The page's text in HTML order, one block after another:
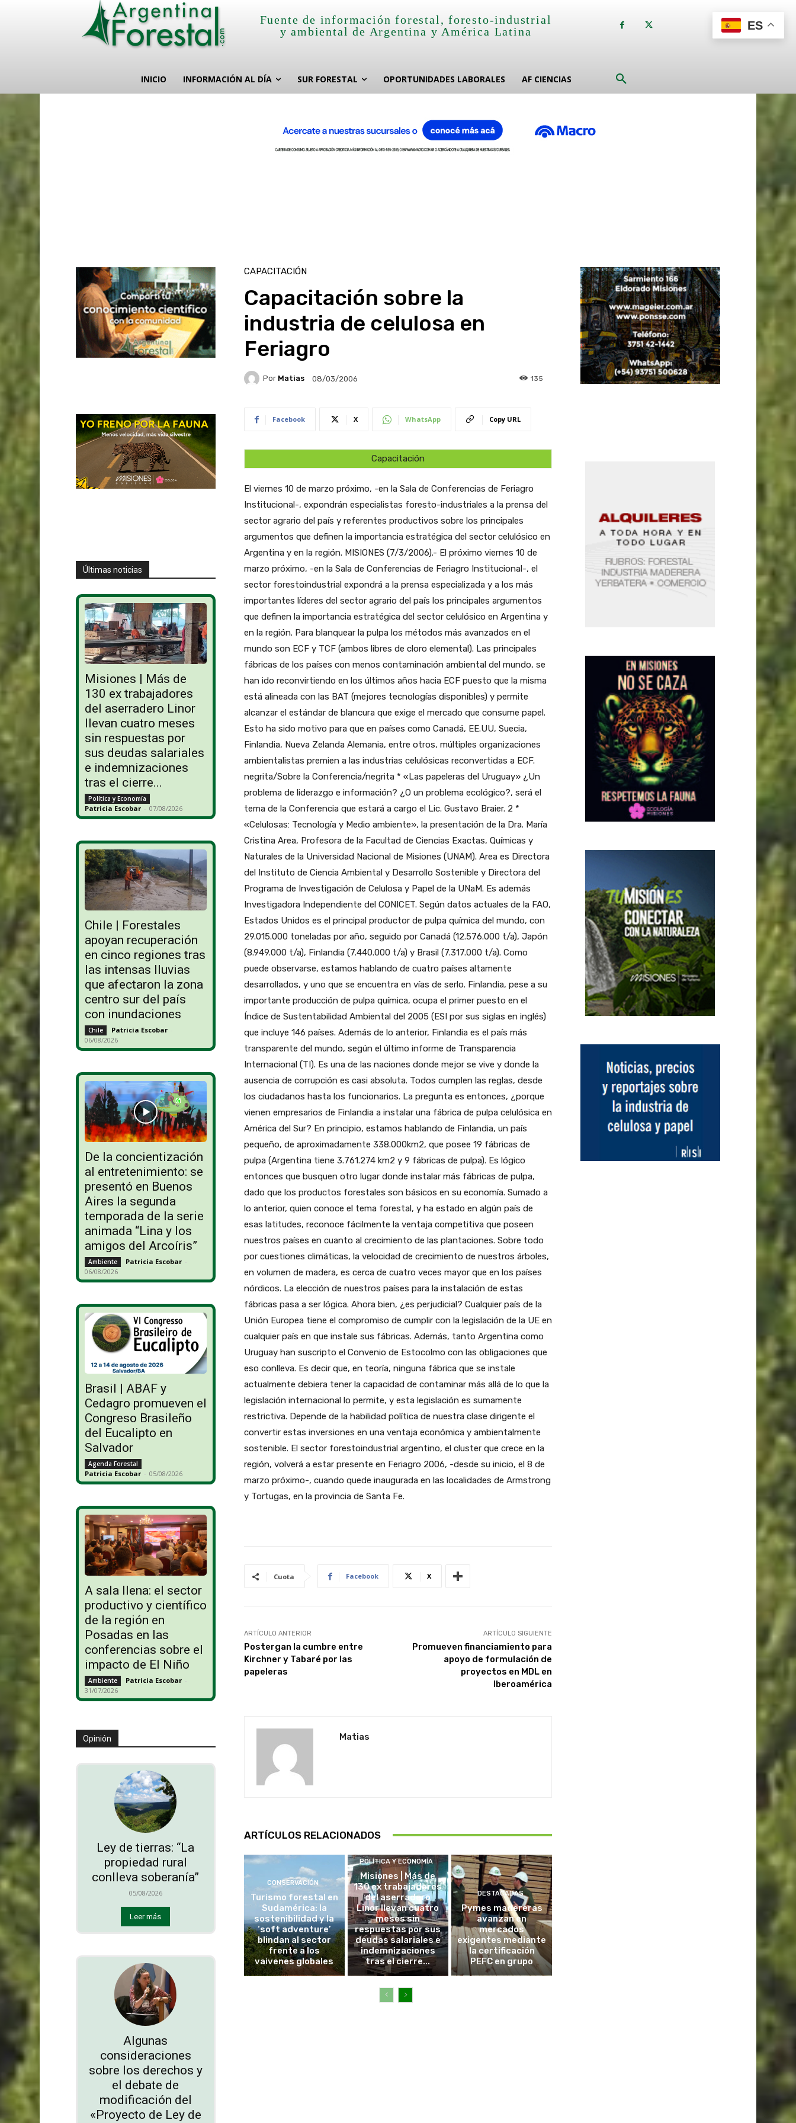
Fuente de información forestal, foresto-industrial
y ambiental de Argentina y América Latina
INICIO INFORMACIÓN AL DÍA SUR FORESTAL OPORTUNIDADES LABORALES AF CIENCIAS
Últimas noticias
Misiones | Más de
130 ex trabajadores
del aserradero Linor
llevan cuatro meses
sin respuestas por
sus deudas salariales
e indemnizaciones
tras el cierre...
Política y Economía
Patricia Escobar - 07/08/2026
Chile | Forestales
apoyan recuperación
en cinco regiones tras
las intensas lluvias
que afectaron la zona
centro sur del país
con inundaciones
Chile Patricia Escobar -
06/08/2026
De la concientización
al entretenimiento: se
presentó en Buenos
Aires la segunda
temporada de la serie
animada “Lina y los
amigos del Arcoíris”
Ambiente Patricia Escobar -
06/08/2026
Brasil | ABAF y
Cedagro promueven el
Congreso Brasileño
del Eucalipto en
Salvador
Agenda Forestal
Patricia Escobar - 05/08/2026
A sala llena: el sector
productivo y científico
de la región en
Posadas en las
conferencias sobre el
impacto de El Niño
Ambiente Patricia Escobar -
31/07/2026
Opinión
Ley de tierras: “La
propiedad rural
conlleva soberanía”
05/08/2026
Leer más
Algunas
consideraciones
sobre los derechos y
el debate de
modificación del
«Proyecto de Ley de
CAPACITACIÓN
Capacitación sobre la
industria de celulosa en
Feriagro
Por Matias 08/03/2006 135
Facebook X WhatsApp Copy URL
Capacitación
El viernes 10 de marzo próximo, -en la Sala de Conferencias de Feriagro
Institucional-, expondrán especialistas foresto-industriales a la prensa del
sector agrario del país y referentes productivos sobre los principales
argumentos que definen la importancia estratégica del sector celulósico en
Argentina y en la región. MISIONES (7/3/2006).- El próximo viernes 10 de
marzo próximo, -en la Sala de Conferencias de Feriagro Institucional-, el
sector forestoindustrial expondrá a la prensa especializada y a los más
importantes líderes del sector agrario del país los principales argumentos
que definen la importancia estratégica del sector celulósico en Argentina y
en la región. Para blanquear la pulpa los métodos más avanzados en el
mundo son ECF y TCF (ambos libres de cloro elemental). Las principales
fábricas de los países con menos contaminación ambiental del mundo, se
han ido reconvirtiendo en los últimos años hacia ECF puesto que la misma
está alineada con las BAT (mejores tecnologías disponibles) y permite
alcanzar el estándar de blancura que exige el mercado que consume papel.
Esto ha sido motivo para que en países como Canadá, EE.UU, Suecia,
Finlandia, Nueva Zelanda Alemania, entre otros, múltiples organizaciones
ambientalistas premien a las industrias celulósicas reconvertidas a ECF.
negrita/Sobre la Conferencia/negrita * «Las papeleras del Uruguay» ¿Un
problema de liderazgo e información? ¿O un problema ecológico?, será el
tema de la Conferencia que estará a cargo el Lic. Gustavo Braier. 2 *
«Celulosas: Tecnología y Medio ambiente», la presentación de la Dra. María
Cristina Area, Profesora de la Facultad de Ciencias Exactas, Químicas y
Naturales de la Universidad Nacional de Misiones (UNAM). Area es Directora
del Instituto de Ciencia Ambiental y Desarrollo Sostenible y Directora del
Programa de Investigación de Celulosa y Papel de la UNaM. Es además
Investigadora Independiente del CONICET. Según datos actuales de la FAO,
Estados Unidos es el principal productor de pulpa química del mundo, con
29.015.000 toneladas por año, seguido por Canadá (12.576.000 t/a), Japón
(8.949.000 t/a), Finlandia (7.440.000 t/a) y Brasil (7.317.000 t/a). Como
puede observarse, estamos hablando de cuatro países altamente
desarrollados, y uno que se encuentra en vías de serlo. Finlandia, pese a su
importante producción de pulpa química, ocupa el primer puesto en el
Índice de Sustentabilidad Ambiental del 2005 (ESI por sus siglas en inglés)
que incluye 146 países. Además de lo anterior, Finlandia es el país más
transparente del mundo, según el último informe de Transparencia
Internacional (TI). Es una de las naciones donde mejor se vive y donde la
ausencia de corrupción es casi absoluta. Todos cumplen las reglas, desde
los ciudadanos hasta los funcionarios. La pregunta es entonces, ¿porque
vienen empresarios de Finlandia a instalar una fábrica de pulpa celulósica en
América del Sur? En principio, estamos hablando de Finlandia, un país
pequeño, de aproximadamente 338.000km2, que posee 19 fábricas de
pulpa (Argentina tiene 3.761.274 km2 y 9 fábricas de pulpa). Es lógico
entonces que busquen otro lugar donde instalar más fábricas de pulpa,
dado que los productos forestales son básicos en su economía. Sumado a
lo anterior, quien conoce el tema forestal, y ha estado en algún país de
esas latitudes, reconoce fácilmente la ventaja competitiva que poseen
nuestros países en cuanto al crecimiento de las plantaciones. Sobre todo
por cuestiones climáticas, la velocidad de crecimiento de nuestros árboles,
en volumen de madera, es cerca de cuatro veces mayor que en los países
nórdicos. La elección de nuestros países para la instalación de estas
fábricas pasa a ser lógica. Ahora bien, ¿es perjudicial? Cualquier país de la
Unión Europea tiene el compromiso de cumplir con la legislación de la UE en
cualquier país en que instale sus fábricas. Además, tanto Argentina como
Uruguay han suscripto el Convenio de Estocolmo con las obligaciones que
eso conlleva. Es decir que, en teoría, ninguna fábrica que se instale
actualmente debiera tener la capacidad de contaminar más allá de lo que la
legislación internacional lo permite, y esta legislación es sumamente
restrictiva. Depende de la habilidad política de nuestra clase dirigente el
convertir estas inversiones en una ventaja económica y ambientalmente
sostenible. El sector forestoindustrial argentino, el cluster que crece en la
región, volverá a estar presente en Feriagro 2006, -desde su inicio, el 8 de
marzo próximo-, cuando quede inaugurada en las localidades de Armstrong
y Tortugas, en la provincia de Santa Fe.
Cuota Facebook X
ARTÍCULO ANTERIOR
Postergan la cumbre entre
Kirchner y Tabaré por las
papeleras
ARTÍCULO SIGUIENTE
Promueven financiamiento para
apoyo de formulación de
proyectos en MDL en
Iberoamérica
Matias
ARTÍCULOS RELACIONADOS
CONSERVACIÓN
Turismo forestal en
Sudamérica: la
sostenibilidad y la
‘soft adventure’
blindan al sector
frente a los
vaivenes globales
POLÍTICA Y ECONOMÍA
Misiones | Más de
130 ex trabajadores
del aserradero
Linor llevan cuatro
meses sin
respuestas por sus
deudas salariales e
indemnizaciones
tras el cierre...
DESTACADAS
Pymes madereras
avanzan en
mercados
exigentes mediante
la certificación
PEFC en grupo
ES